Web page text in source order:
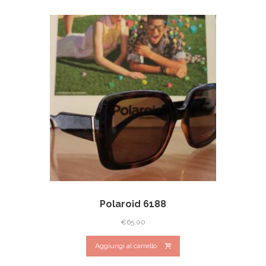
Polaroid 6188
€65.00
Aggiungi al carrello